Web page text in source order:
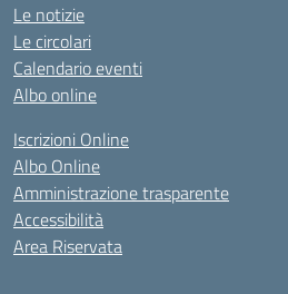
Le notizie
Le circolari
Calendario eventi
Albo online
Iscrizioni Online
Albo Online
Amministrazione trasparente
Accessibilità
Area Riservata